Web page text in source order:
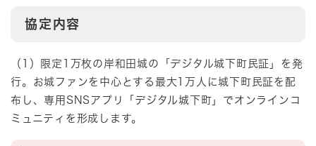
協定内容
（1）限定1万枚の岸和田城の「デジタル城下町民証」を発
行。お城ファンを中心とする最大1万人に城下町民証を配
布し、専用SNSアプリ「デジタル城下町」でオンラインコ
ミュニティを形成します。​